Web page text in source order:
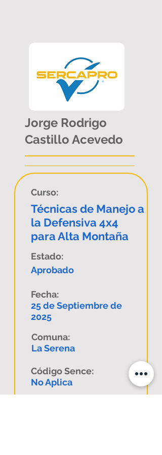
Jorge Rodrigo
Castillo Acevedo
Curso:
Técnicas de Manejo a
la Defensiva 4x4
para Alta Montaña
Estado:
Aprobado
Fecha:
25 de Septiembre de
2025
Comuna:
La Serena
Código Sence:
No Aplica